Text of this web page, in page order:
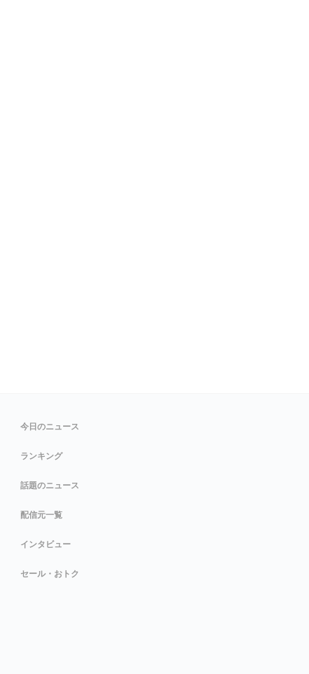
今日のニュース
ランキング
話題のニュース
配信元一覧
インタビュー
セール・おトク